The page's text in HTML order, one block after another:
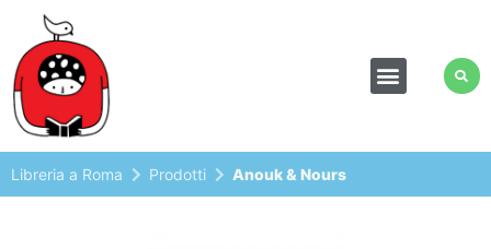
Libreria a Roma Prodotti Anouk & Nours